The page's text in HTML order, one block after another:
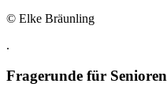
© Elke Bräunling
.
Fragerunde für Senioren